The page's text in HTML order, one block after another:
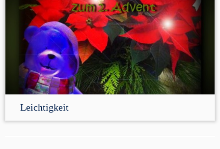
Leichtigkeit